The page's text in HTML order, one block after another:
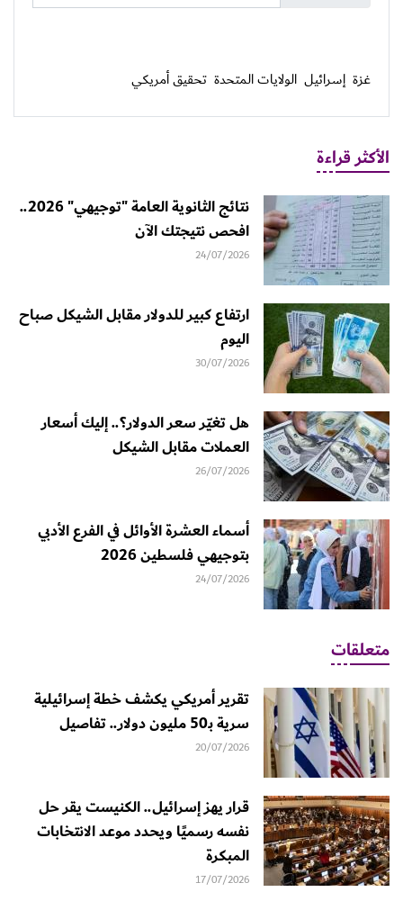
غزة إسرائيل الولايات المتحدة تحقيق أمريكي
الأكثر قراءة
نتائج الثانوية العامة "توجيهي" 2026..
افحص نتيجتك الآن
24/07/2026
ارتفاع كبير للدولار مقابل الشيكل صباح
اليوم
30/07/2026
هل تغيّر سعر الدولار؟.. إليك أسعار
العملات مقابل الشيكل
26/07/2026
أسماء العشرة الأوائل في الفرع الأدبي
بتوجيهي فلسطين 2026
24/07/2026
متعلقات
تقرير أمريكي يكشف خطة إسرائيلية
سرية بـ50 مليون دولار.. تفاصيل
20/07/2026
قرار يهز إسرائيل.. الكنيست يقر حل
نفسه رسميًا ويحدد موعد الانتخابات
المبكرة
17/07/2026